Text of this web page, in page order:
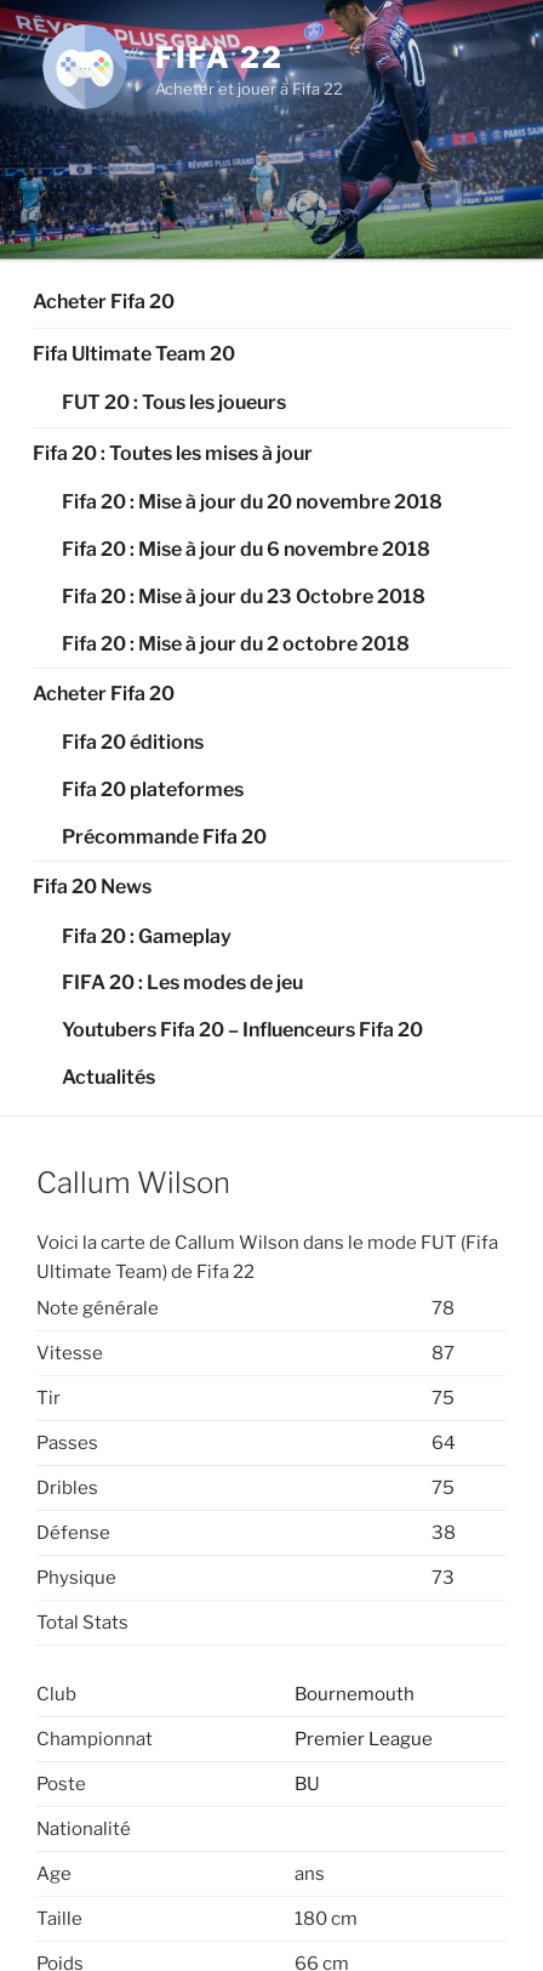
Aller
au
contenu
principal
FIFA 22
Acheter et jouer à Fifa 22
Acheter Fifa 20
Fifa Ultimate Team 20
FUT 20 : Tous les joueurs
Fifa 20 : Toutes les mises à jour
Fifa 20 : Mise à jour du 20 novembre 2018
Fifa 20 : Mise à jour du 6 novembre 2018
Fifa 20 : Mise à jour du 23 Octobre 2018
Fifa 20 : Mise à jour du 2 octobre 2018
Acheter Fifa 20
Fifa 20 éditions
Fifa 20 plateformes
Précommande Fifa 20
Fifa 20 News
Fifa 20 : Gameplay
FIFA 20 : Les modes de jeu
Youtubers Fifa 20 – Influenceurs Fifa 20
Actualités
Callum Wilson
Voici la carte de Callum Wilson dans le mode FUT (Fifa
Ultimate Team) de Fifa 22
Note générale
78
Vitesse 87
Tir 75
Passes 64
Dribles 75
Défense 38
Physique 73
Total Stats
Club Bournemouth
Championnat Premier League
Poste BU
Nationalité
Age ans
Taille 180 cm
Poids 66 cm